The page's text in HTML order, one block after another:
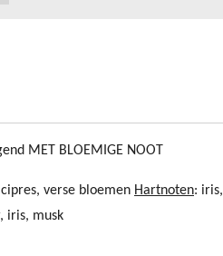
MET BLOEMIGE NOOT
verse bloemen Hartnoten: iris,
iris, musk